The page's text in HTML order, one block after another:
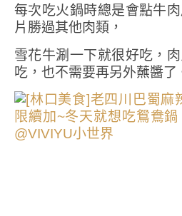
每次吃火鍋時總是會點牛
片勝過其他肉類，
雪花牛涮一下就很好吃，
吃，也不需要再另外蘸醬了